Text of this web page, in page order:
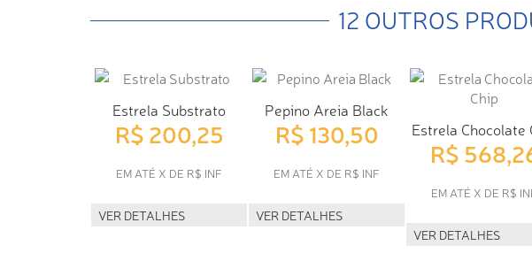
12 OUTROS
Estrela Substrato
R$ 200,25
EM ATÉ X DE R$ INF
VER DETALHES
Pepino Areia Black
R$ 130,50
EM ATÉ X DE R$ INF
VER DETALHES
Estrela Chocolate
R$
EM ATÉ X DE R$
VER DETALHES